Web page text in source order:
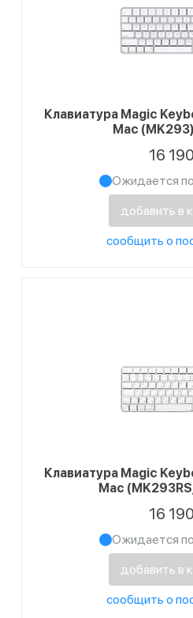
Клавиатура Magic
Mac
16
Ожидается
добавить в
сообщить о
Клавиатура Magic
Mac
16
Ожидается
добавить в
сообщить о